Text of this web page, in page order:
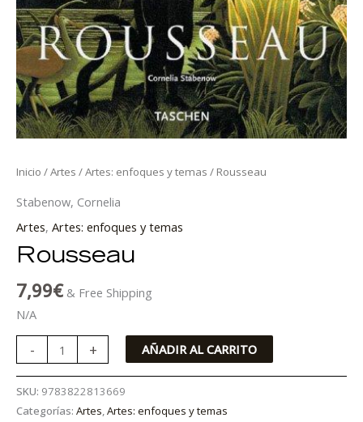
Inicio /Artes /Artes: enfoques y temas / Rousseau
Stabenow, Cornelia
Artes, Artes: enfoques y temas
Rousseau
7,99€ & Free Shipping
N/A
- + AÑADIR AL CARRITO
SKU: 9783822813669
Categorías: Artes,Artes: enfoques y temas